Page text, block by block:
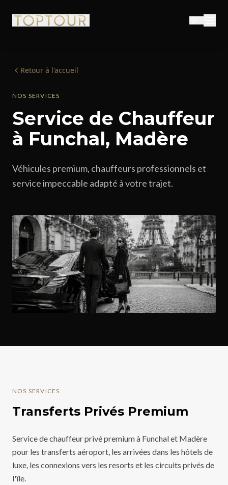
Retour à l'accueil
NOS SERVICES
Service de Chauffeur
à Funchal, Madère
Véhicules premium, chauffeurs professionnels et
service impeccable adapté à votre trajet.
NOS SERVICES
Transferts Privés Premium
Service de chauffeur privé premium à Funchal et Madère
pour les transferts aéroport, les arrivées dans les hôtels de
luxe, les connexions vers les resorts et les circuits privés de
l'île.